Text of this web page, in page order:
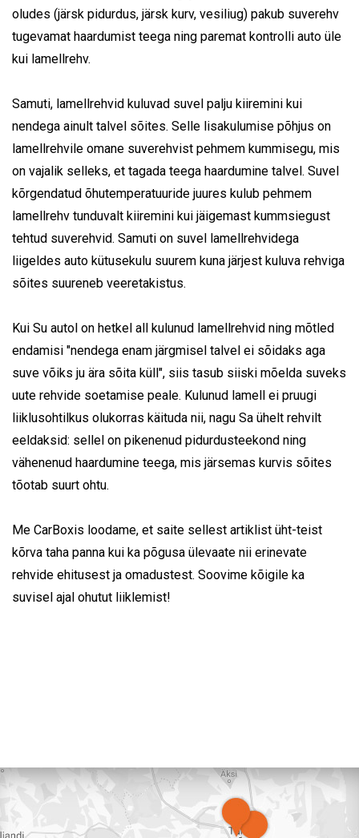
oludes (järsk pidurdus, järsk kurv, vesiliug) pakub suverehv
tugevamat haardumist teega ning paremat kontrolli auto üle
kui lamellrehv.
Samuti, lamellrehvid kuluvad suvel palju kiiremini kui
nendega ainult talvel sõites. Selle lisakulumise põhjus on
lamellrehvile omane suverehvist pehmem kummisegu, mis
on vajalik selleks, et tagada teega haardumine talvel. Suvel
kõrgendatud õhutemperatuuride juures kulub pehmem
lamellrehv tunduvalt kiiremini kui jäigemast kummsiegust
tehtud suverehvid. Samuti on suvel lamellrehvidega
liigeldes auto kütusekulu suurem kuna järjest kuluva rehviga
sõites suureneb veeretakistus.
Kui Su autol on hetkel all kulunud lamellrehvid ning mõtled
endamisi "nendega enam järgmisel talvel ei sõidaks aga
suve võiks ju ära sõita küll", siis tasub siiski mõelda suveks
uute rehvide soetamise peale. Kulunud lamell ei pruugi
liiklusohtilkus olukorras käituda nii, nagu Sa ühelt rehvilt
eeldaksid: sellel on pikenenud pidurdusteekond ning
vähenenud haardumine teega, mis järsemas kurvis sõites
tõotab suurt ohtu.
Me CarBoxis loodame, et saite sellest artiklist üht-teist
kõrva taha panna kui ka põgusa ülevaate nii erinevate
rehvide ehitusest ja omadustest. Soovime kõigile ka
suvisel ajal ohutut liiklemist!